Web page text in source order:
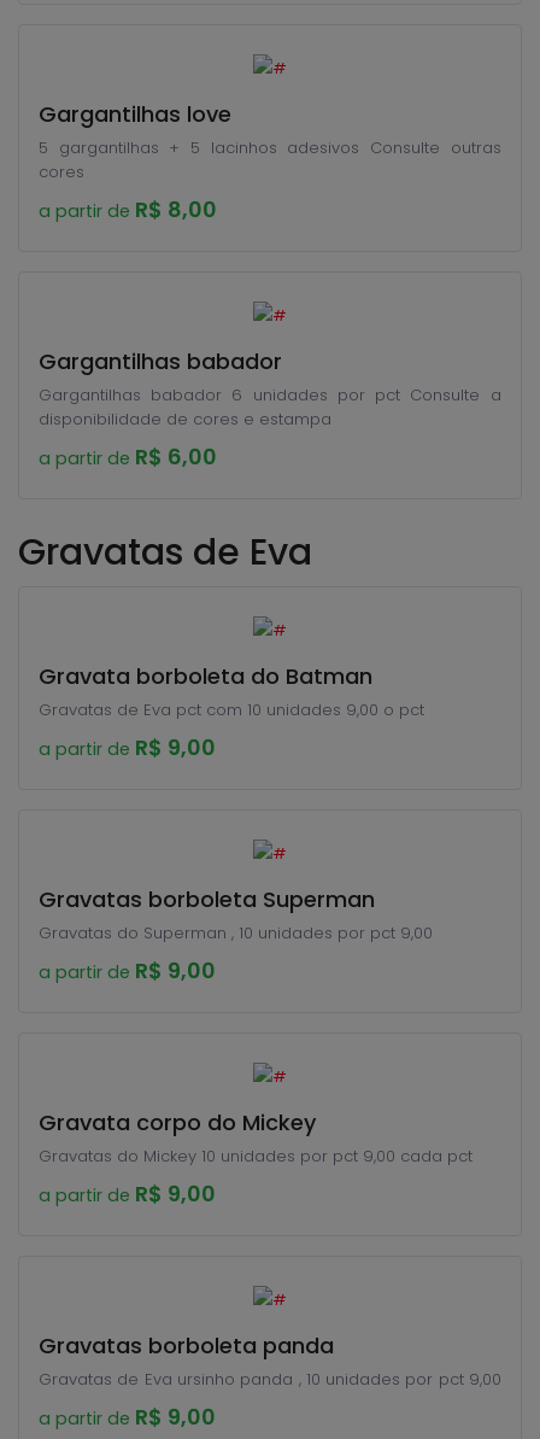
Gargantilhas love
5 gargantilhas + 5 lacinhos adesivos Consulte outras
cores
a partir de R$ 8,00
Gargantilhas babador
Gargantilhas babador 6 unidades por pct Consulte a
disponibilidade de cores e estampa
a partir de R$ 6,00
Gravatas de Eva
Gravata borboleta do Batman
Gravatas de Eva pct com 10 unidades 9,00 o pct
a partir de R$ 9,00
Gravatas borboleta Superman
Gravatas do Superman , 10 unidades por pct 9,00
a partir de R$ 9,00
Gravata corpo do Mickey
Gravatas do Mickey 10 unidades por pct 9,00 cada pct
a partir de R$ 9,00
Gravatas borboleta panda
Gravatas de Eva ursinho panda , 10 unidades por pct 9,00
a partir de R$ 9,00